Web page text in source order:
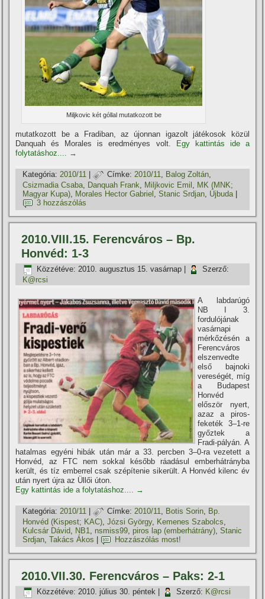
Miljkovic két góllal mutatkozott be
mutatkozott be a Fradiban, az újonnan igazolt játékosok közül
Danquah és Morales is eredményes volt.
Egy kattintás ide a
folytatáshoz.... →
Kategória: 2010/11 | Címke: 2010/11, Balog Zoltán,
Csizmadia Csaba, Danquah Frank, Miljkovic Emil , MK (MNK;
Magyar Kupa), Morales Hector Gabriel ,Stanic Srdjan, Újbuda|
3 hozzászólás
2010.VIII.15. Ferencváros – Bp.
Honvéd: 1-3
Közzétéve: 2010. augusztus 15. vasárnap
Szerző:
K@rcsi
A labdarúgó
NB I 3.
fordulójának
vasárnapi
mérkőzésén a
Ferencváros
elszenvedte
első bajnoki
vereségét, mí­g
a Budapest
Honvéd
először nyert,
azaz a piros-
feketék 3–1-re
győztek a
Fradi-pályán. A
hatalmas egyéni hibák után már a 33. percben 3–0-ra vezetett a
Honvéd, az FTC nem sokkal később ráadásul emberhátrányba
került, és tí­z emberrel csak szépí­tenie sikerült. A Honvéd kilenc év
után nyert újra az Üllői úton.
Egy kattintás ide a folytatáshoz.... →
Kategória: 2010/11 | Címke: 2010/11, Botis Sorin, Bp.
Honvéd (Kispest; KAC),Józsi György, Kemenes Szabolcs,
Kulcsár Dávid, NB1, nsmiss99,piros lap (emberhátrány),Stanic
Srdjan,Takács Ákos Hozzászólás most!
2010.VII.30. Ferencváros – Paks: 2-1
Közzétéve: 2010. július 30. péntek Szerző: K@rcsi